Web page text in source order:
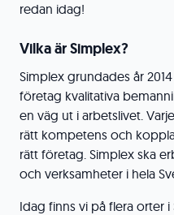
redan idag!
Vilka är Simplex?
Simplex grundades år
företag kvalitativa
en väg ut i arbetslivet.
rätt kompetens och
rätt företag. Simplex ska
och verksamheter i hela
Idag finns vi på flera orter